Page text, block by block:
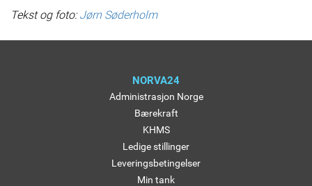
Tekst og foto:Jørn Søderholm
NORVA24
Administrasjon Norge
Bærekraft
KHMS
Ledige stillinger
Leveringsbetingelser
Min tank